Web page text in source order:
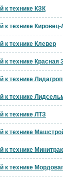
к технике КЗК
к технике
к технике Клевер
к технике Красная
к технике
к технике
к технике ЛТЗ
к технике
к технике
к технике